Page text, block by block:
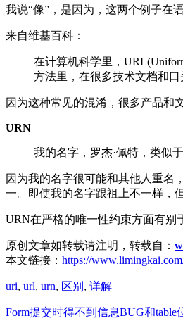
我说“像”，是因为，这两个例子在
来自维基百科：
在计算机科学里，
方法里，在很多技术文档和
因为这种常见的混淆，很多产品和
URN
我的名字，罗杰·佩特，类似
因为我的名字很可能和其他人重名
一。即使我的名字跟祖上不一样，
URN在严格的唯一性约束方面有别
原创文章如转载请注明，转载自：
本文链接： https://
uri, url, urn, 区别 , 详解
Form提交时得不到信息BUG和table